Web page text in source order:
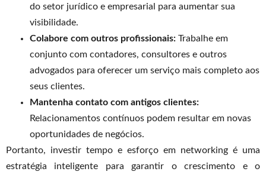
do setor jurídico e empresarial para aumentar sua
visibilidade.
Colabore com outros profissionais: Trabalhe em
conjunto com contadores, consultores e outros
advogados para oferecer um serviço mais completo aos
seus clientes.
Mantenha contato com antigos clientes:
Relacionamentos contínuos podem resultar em novas
oportunidades de negócios.
Portanto, investir tempo e esforço em networking é uma
estratégia inteligente para garantir o crescimento e o